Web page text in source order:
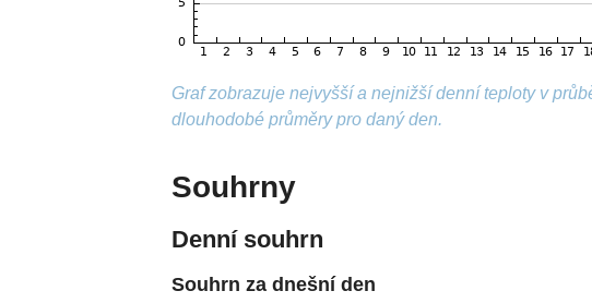
Graf zobrazuje nejvyšší a nejnižší denní teploty v
dlouhodobé průměry pro daný den.
Souhrny
Denní souhrn
Souhrn za dnešní den